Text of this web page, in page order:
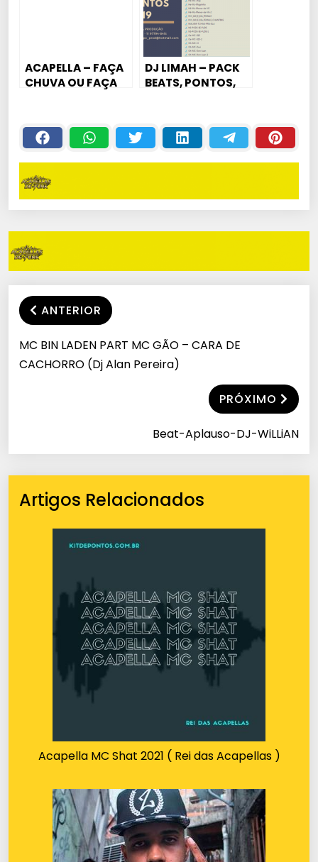
ACAPELLA – FAÇA
CHUVA OU FAÇA
DJ LIMAH – PACK
BEATS, PONTOS,
ANTERIOR
MC BIN LADEN PART MC GÃO – CARA DE
CACHORRO (Dj Alan Pereira)
PRÓXIMO
Beat-Aplauso-DJ-WiLLiAN
Artigos Relacionados
Acapella MC Shat 2021 ( Rei das Acapellas )